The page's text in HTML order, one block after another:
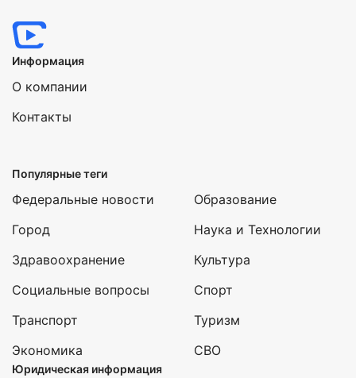
Информация
О компании
Контакты
Популярные теги
Федеральные новости
Город
Здравоохранение
Социальные вопросы
Транспорт
Экономика
Образование
Наука и Технологии
Культура
Спорт
Туризм
СВО
Юридическая информация